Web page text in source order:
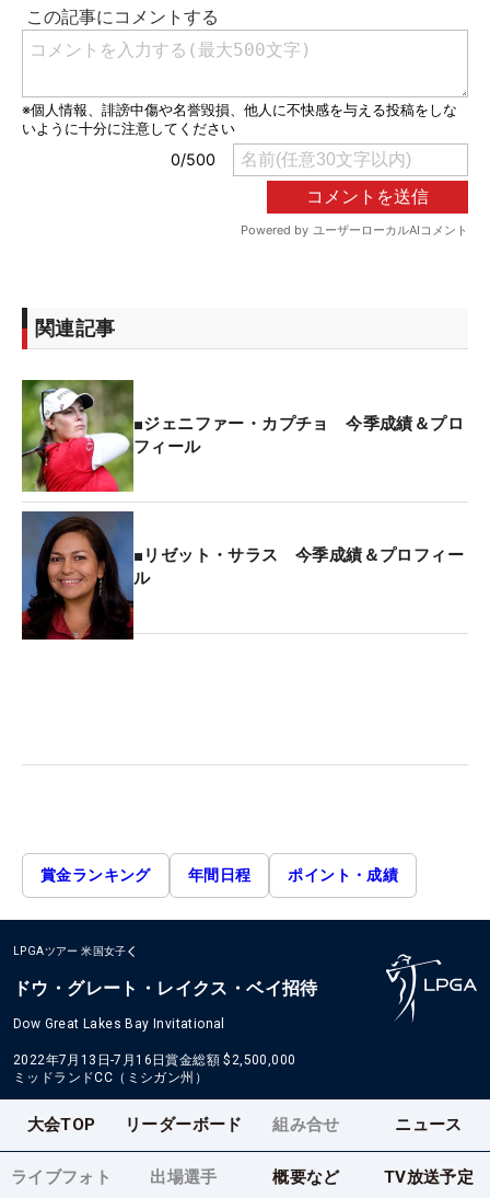
関連記事
■ジェニファー・カプチョ 今季成績＆プロ
フィール
■リゼット・サラス 今季成績＆プロフィー
ル
賞金ランキング 年間日程 ポイント・成績
LPGAツアー 米国女子
ドウ・グレート・レイクス・ベイ招待
Dow Great Lakes Bay Invitational
2022年7月13日-7月16日賞金総額 $2,500,000
ミッドランドCC（ミシガン州）
大会TOP リーダーボード 組み合せ ニュース
ライブフォト 出場選手 概要など TV放送予定